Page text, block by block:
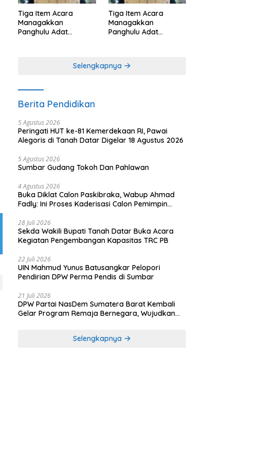
Tiga Item Acara
Managakkan
Panghulu Adat
Tiga Item Acara
Managakkan
Panghulu Adat
Selengkapnya
Berita Pendidikan
5 Agustus 2026
Peringati HUT ke-81 Kemerdekaan RI, Pawai
Alegoris di Tanah Datar Digelar 18 Agustus 2026
5 Agustus 2026
Sumbar Gudang Tokoh Dan Pahlawan
4 Agustus 2026
Buka Diklat Calon Paskibraka, Wabup Ahmad
Fadly: Ini Proses Kaderisasi Calon Pemimpin
28 Juli 2026
Sekda Wakili Bupati Tanah Datar Buka Acara
Kegiatan Pengembangan Kapasitas TRC PB
22 Juli 2026
UIN Mahmud Yunus Batusangkar Pelopori
Pendirian DPW Perma Pendis di Sumbar
21 Juli 2026
DPW Partai NasDem Sumatera Barat Kembali
Gelar Program Remaja Bernegara, Wujudkan
Selengkapnya